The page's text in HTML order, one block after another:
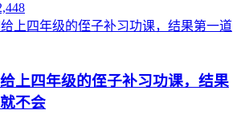
上四年级的侄子补习功课，结果
不会